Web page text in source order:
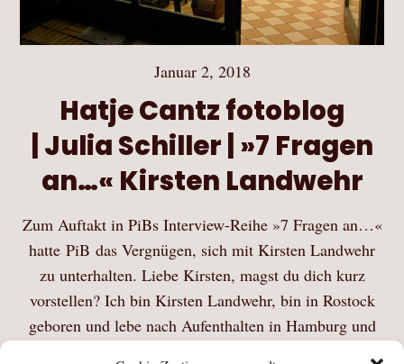
Januar 2, 2018
Hatje Cantz fotoblog
| Julia Schiller | »7 Fragen
an…« Kirsten Landwehr
Zum Auftakt in PiBs Interview-Reihe »7 Fragen an…«
hatte PiB das Vergnügen, sich mit Kirsten Landwehr
zu unterhalten. Liebe Kirsten, magst du dich kurz
vorstellen? Ich bin Kirsten Landwehr, bin in Rostock
geboren und lebe nach Aufenthalten in Hamburg und